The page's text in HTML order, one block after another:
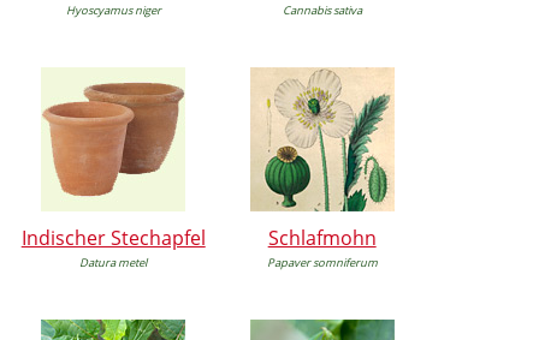
Hyoscyamus niger Cannabis sativa
Indischer Stechapfel
Datura metel
Schlafmohn
Papaver somniferum